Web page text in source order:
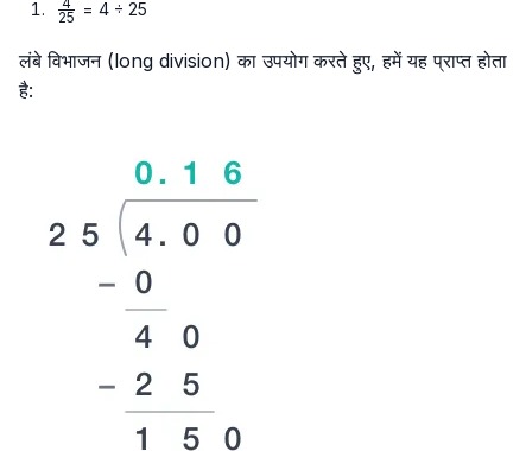
\frac{4}
25 = 4 ÷ 25
लंबे विभाजन (long division) का उपयोग करते हुए, हमें यह प्राप्त होता
है: